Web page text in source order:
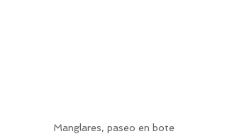
Manglares, paseo en bote